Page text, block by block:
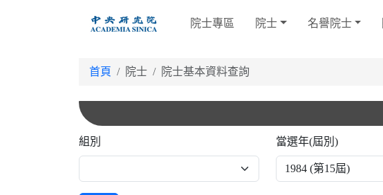
院士專區 院士 名譽院士
首頁 院士 院士基本資料查詢
組別 當選年(屆別)